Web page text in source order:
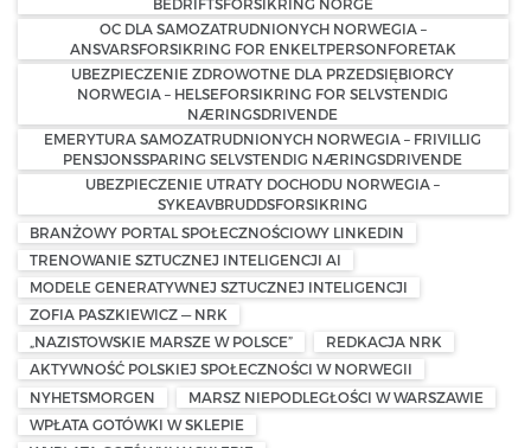
OC DLA SAMOZATRUDNIONYCH NORWEGIA –
ANSVARSFORSIKRING FOR ENKELTPERSONFORETAK
UBEZPIECZENIE ZDROWOTNE DLA PRZEDSIĘBIORCY
NORWEGIA – HELSEFORSIKRING FOR SELVSTENDIG
NÆRINGSDRIVENDE
EMERYTURA SAMOZATRUDNIONYCH NORWEGIA – FRIVILLIG
PENSJONSSPARING SELVSTENDIG NÆRINGSDRIVENDE
UBEZPIECZENIE UTRATY DOCHODU NORWEGIA –
SYKEAVBRUDDSFORSIKRING
BRANŻOWY PORTAL SPOŁECZNOŚCIOWY LINKEDIN
TRENOWANIE SZTUCZNEJ INTELIGENCJI AI
MODELE GENERATYWNEJ SZTUCZNEJ INTELIGENCJI
ZOFIA PASZKIEWICZ — NRK
„NAZISTOWSKIE MARSZE W POLSCE”
REDKACJA NRK
AKTYWNOŚĆ POLSKIEJ SPOŁECZNOŚCI W NORWEGII
NYHETSMORGEN
MARSZ NIEPODLEGŁOŚCI W WARSZAWIE
WPŁATA GOTÓWKI W SKLEPIE